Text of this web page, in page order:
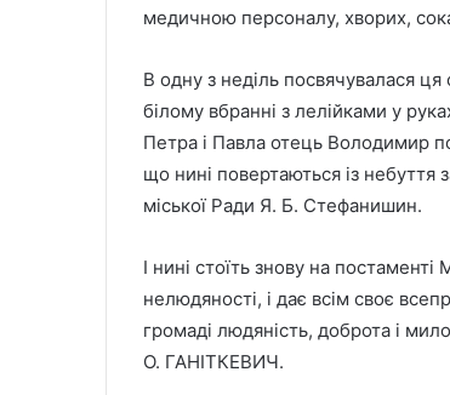
медичною персоналу, хворих,
В одну з неділь посвячувалася
білому вбранні з лелійками у
Петра і Павла отець Володимир
що нині повертаються із небуття
міської Ради Я. Б. Стефанишин.
І нині стоїть знову на
нелюдяності, і дає всім своє
громаді людяність, доброта і
О. ГАНІТКЕВИЧ.